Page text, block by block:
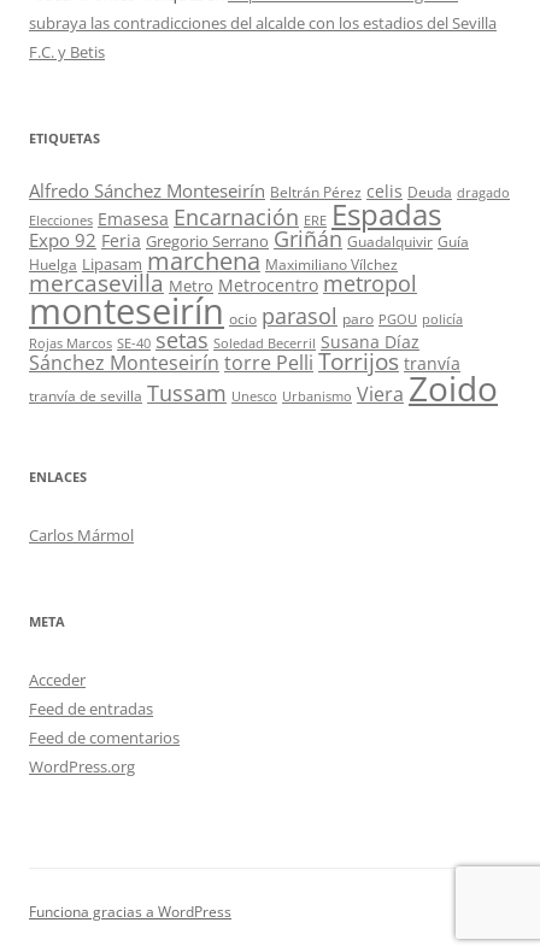
subraya las contradicciones del alcalde con los estadios del Sevilla
F.C. y Betis
ETIQUETAS
Alfredo Sánchez Monteseirín Beltrán Pérez celis Deuda dragado
Elecciones Emasesa Encarnación ERE Espadas
Expo 92 Feria Gregorio Serrano Griñán Guadalquivir Guía
Huelga Lipasam marchena Maximiliano Vílchez
mercasevilla Metro Metrocentro metropol
monteseirín ocio parasol paro PGOU policía
Rojas Marcos SE-40 setas Soledad Becerril Susana Díaz
Sánchez Monteseirín torre Pelli Torrijos tranvía
tranvía de sevilla Tussam Unesco Urbanismo Viera Zoido
ENLACES
Carlos Mármol
META
Acceder
Feed de entradas
Feed de comentarios
WordPress.org
Funciona gracias a WordPress